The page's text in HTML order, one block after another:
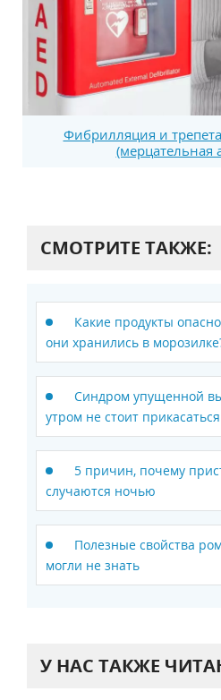
Фибрилляция и
(мерцательная
СМОТРИТЕ ТАКЖЕ:
Какие продукты
они хранились в
Синдром упущенной
утром не стоит
5 причин, почему
случаются ночью
Полезные свойства
могли не знать
У НАС ТАКЖЕ